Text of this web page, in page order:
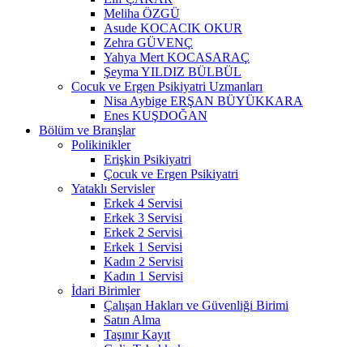
Meliha ÖZGÜ
Asude KOCACIK OKUR
Zehra GÜVENÇ
Yahya Mert KOCASARAÇ
Şeyma YILDIZ BÜLBÜL
Cocuk ve Ergen Psikiyatri Uzmanları
Nisa Aybige ERŞAN BÜYÜKKARA
Enes KUŞDOĞAN
Bölüm ve Branşlar
Polikinikler
Erişkin Psikiyatri
Çocuk ve Ergen Psikiyatri
Yataklı Servisler
Erkek 4 Servisi
Erkek 3 Servisi
Erkek 2 Servisi
Erkek 1 Servisi
Kadın 2 Servisi
Kadın 1 Servisi
İdari Birimler
Çalışan Hakları ve Güvenliği Birimi
Satın Alma
Taşınır Kayıt